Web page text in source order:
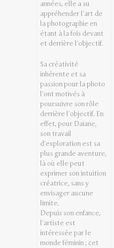
années, elle a su
appréhender l’art de
la photographie en
étant à la fois devant
et derrière l’objectif.
Sa créativité
inhérente et sa
passion pour la photo
l’ont motivés à
poursuivre son rôle
derrière l’objectif. En
effet, pour Daiane,
son travail
d’exploration est sa
plus grande aventure,
là où elle peut
exprimer son intuition
créatrice, sans y
envisager aucune
limite.
Depuis son enfance,
l’artiste est
intéressée par le
monde féminin ; cet